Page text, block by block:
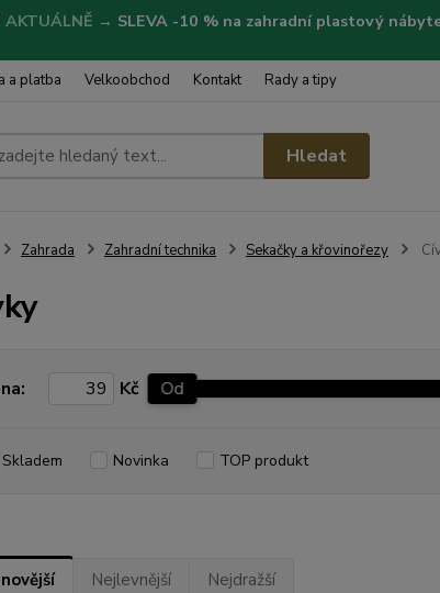
AKTUÁLNĚ → SLEVA -10 % na zahradní plastový
a platba Velkoobchod Kontakt Rady a tipy
Hledat
Zahrada Zahradní technika Sekačky a křovinořezy
Kč Od
Skladem Novinka TOP produkt
Nejlevnější Nejdražší